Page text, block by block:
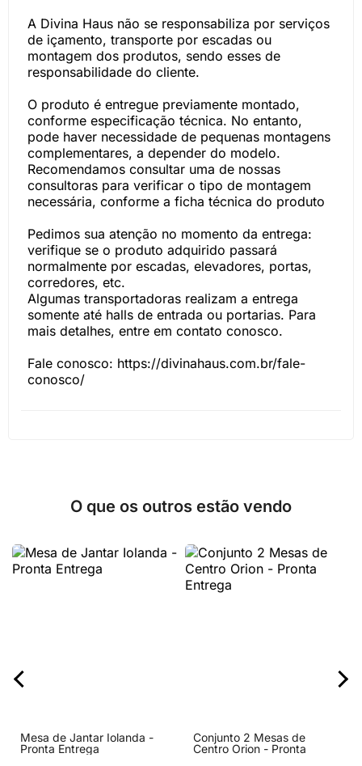
A Divina Haus não se responsabiliza por serviços
de içamento, transporte por escadas ou
montagem dos produtos, sendo esses de
responsabilidade do cliente.
O produto é entregue previamente montado,
conforme especificação técnica. No entanto,
pode haver necessidade de pequenas montagens
complementares, a depender do modelo.
Recomendamos consultar uma de nossas
consultoras para verificar o tipo de montagem
necessária, conforme a ficha técnica do produto
Pedimos sua atenção no momento da entrega:
verifique se o produto adquirido passará
normalmente por escadas, elevadores, portas,
corredores, etc.
Algumas transportadoras realizam a entrega
somente até halls de entrada ou portarias. Para
mais detalhes, entre em contato conosco.
Fale conosco: https://divinahaus.com.br/fale-
conosco/
O que os outros estão vendo
Mesa de Jantar Iolanda -
Pronta Entrega
Conjunto 2 Mesas de
Centro Orion - Pronta